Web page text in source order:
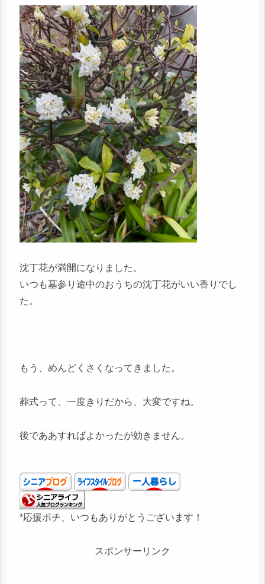
沈丁花が満開になりました。
いつも墓参り途中のおうちの沈丁花がいい香りでし
た。
もう、めんどくさくなってきました。
葬式って、一度きりだから、大変ですね。
後でああすればよかったが効きません。
*応援ポチ、いつもありがとうございます！
スポンサーリンク